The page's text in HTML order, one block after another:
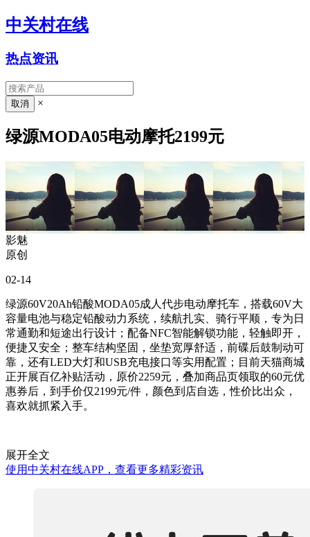
中关村在线
热点资讯
×
绿源MODA05电动摩托2199元
影魅
原创
02-14
绿源60V20Ah铅酸MODA05成人代步电动摩托车，搭载60V大
容量电池与稳定铅酸动力系统，续航扎实、骑行平顺，专为日
常通勤和短途出行设计；配备NFC智能解锁功能，轻触即开，
便捷又安全；整车结构坚固，坐垫宽厚舒适，前碟后鼓制动可
靠，还有LED大灯和USB充电接口等实用配置；目前天猫商城
正开展百亿补贴活动，原价2259元，叠加商品页领取的60元优
惠券后，到手价仅2199元/件，颜色到店自选，性价比出众，
喜欢就抓紧入手。
展开全文
使用中关村在线APP，查看更多精彩资讯